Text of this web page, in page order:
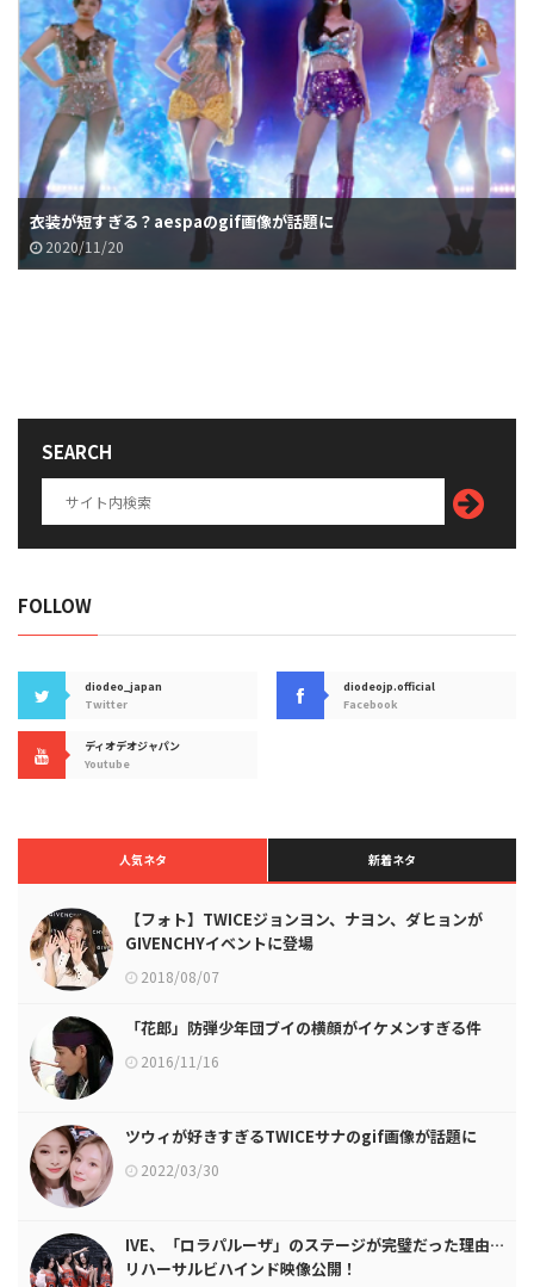
衣装が短すぎる？aespaのgif画像が話題に
2020/11/20
SEARCH
FOLLOW
diodeo_japan
Twitter
diodeojp.official
Facebook
ディオデオジャパン
Youtube
人気ネタ 新着ネタ
【フォト】TWICEジョンヨン、ナヨン、ダヒョンが
GIVENCHYイベントに登場
2018/08/07
「花郎」防弾少年団ブイの横顔がイケメンすぎる件
2016/11/16
ツウィが好きすぎるTWICEサナのgif画像が話題に
2022/03/30
IVE、「ロラパルーザ」のステージが完璧だった理由…
リハーサルビハインド映像公開！